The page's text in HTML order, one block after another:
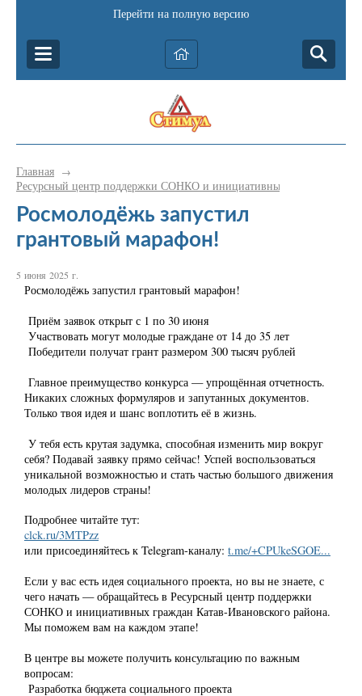
Перейти на полную версию
Главная →
Ресурсный центр поддержки СОНКО и инициативных граждан
Росмолодёжь запустил
грантовый марафон!
5 июня 2025 г.
Росмолодёжь запустил грантовый марафон!
Приём заявок открыт с 1 по 30 июня
Участвовать могут молодые граждане от 14 до 35 лет
Победители получат грант размером 300 тысяч рублей
Главное преимущество конкурса — упрощённая отчетность.
Никаких сложных формуляров и запутанных документов.
Только твоя идея и шанс воплотить её в жизнь.
У тебя есть крутая задумка, способная изменить мир вокруг
себя? Подавай заявку прямо сейчас! Успей воспользоваться
уникальной возможностью и стать частью большого движения
молодых лидеров страны!
Подробнее читайте тут:
clck.ru/3MTPzz
или присоединяйтесь к Telegram-каналу: t.me/+CPUkeSGOE...
Если у вас есть идея социального проекта, но вы не знаете, с
чего начать — обращайтесь в Ресурсный центр поддержки
СОНКО и инициативных граждан Катав-Ивановского района.
Мы поможем вам на каждом этапе!
В центре вы можете получить консультацию по важным
вопросам:
Разработка бюджета социального проекта